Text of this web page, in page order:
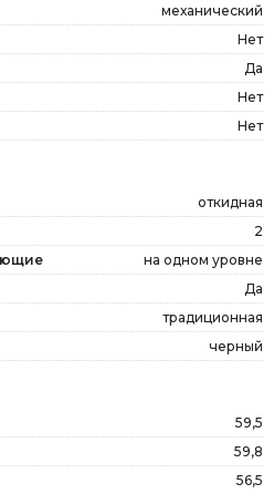
механический
Нет
Да
Нет
Нет
откидная
2
на одном уровне
Да
традиционная
черный
59,5
59,8
56,5